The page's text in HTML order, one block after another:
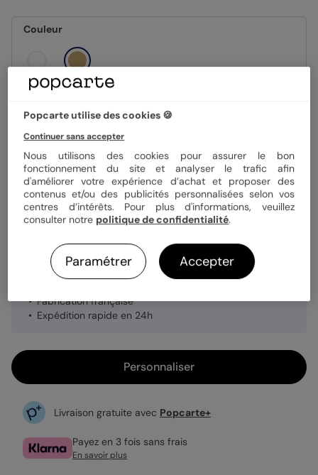
Couleur
Papier Papier Satiné
Quantité 1 carte
2,99 €
Fabrication française
Expédition rapide en 24h
Personnaliser
Livraison gratuite avec Popcarte+
Payez en 3 fois sans frais
En savoir plus
Popcarte utilise des cookies 🍪
Continuer sans accepter
Nous utilisons des cookies pour assurer le bon
fonctionnement du site et analyser le trafic afin
d'améliorer votre expérience d’achat et proposer des
contenus et/ou des publicités personnalisées selon vos
centres d’intérêts. Pour plus d'informations, veuillez
consulter notre politique de confidentialité.
Paramétrer Accepter